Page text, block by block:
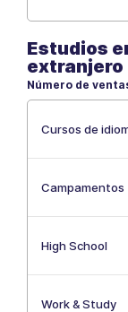
Estudios
extranjero
Número de
Cursos de
Campamentos
High School
Work & Study